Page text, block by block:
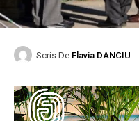
Scris De Flavia DANCIU